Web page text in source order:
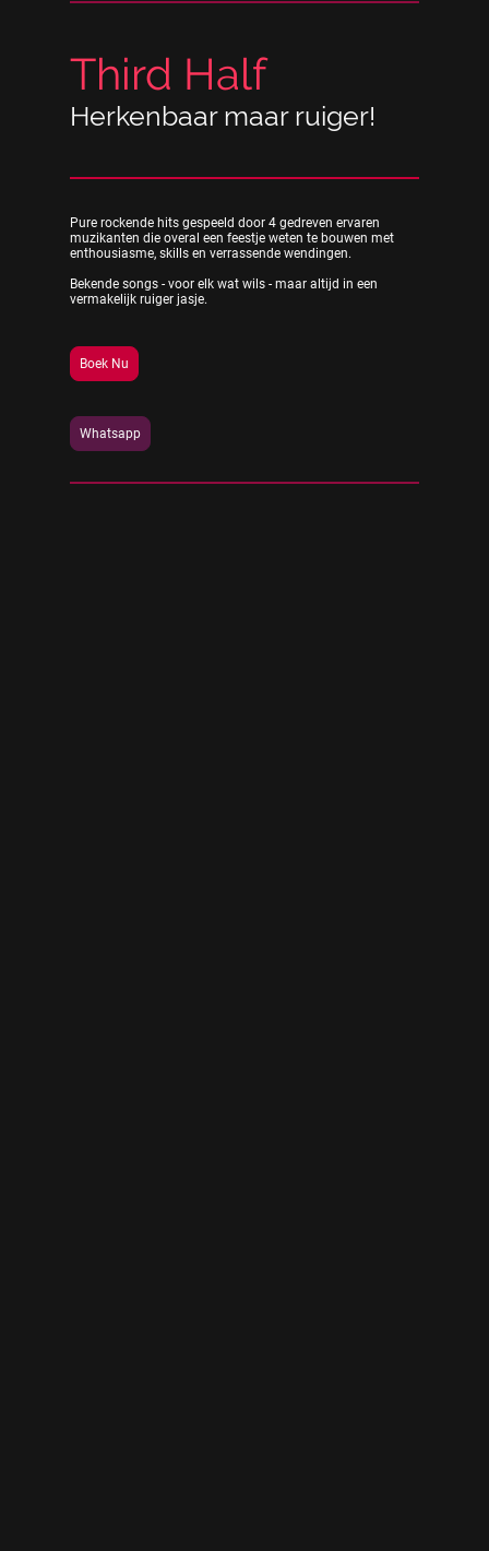
Third Half
Herkenbaar maar ruiger!
Pure rockende hits gespeeld door 4 gedreven ervaren
muzikanten die overal een feestje weten te bouwen met
enthousiasme, skills en verrassende wendingen.
Bekende songs - voor elk wat wils - maar altijd in een
vermakelijk ruiger jasje.
Boek Nu
Whatsapp